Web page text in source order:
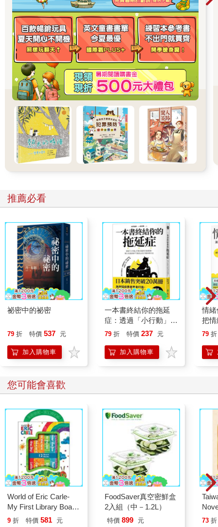
釋，因此要靜下心來進行完整的觀察，並且只做描述，也可能相
當困難。相反的，有些人卻能夠非常快速、輕鬆地測試出紙飛機
的飛行能力、某道數學算式的正確性，或者牙籤模型的穩定度。
從這些例子我們可以看出，談論思考時若抽離思考的脈絡與目
的，便沒有什麼意義。再者，最好是在同一個思考類型中考量層
級的概念，與其關注不同思考類型的階層，不如著重同一類思考
的層次或品質。例如，我們可以做最高層次、最鉅細靡遺的描
述，也可以只做表面的描述。同樣的，我們在檢驗過一個理論或
觀念是否有問題後，可以就到此為止，也可以再針對問題的侷限
與狀況進行完整的測試。分析可以是深入而徹底的，也可以只處
理幾種簡單而明顯的特性。只要觀看主流電視媒體的新聞節目，
再比照廣播或紙媒的深入報導，就會發現分析的不同層次。
布魯姆的這兩個列表中，分類恐怕也有些混亂，並非所有項目的
運作階層都如同這兩個列表所示，在「理解」的構成上最能清楚
看到這點。1970年代起，許多研究人員及教育理論學家開始探討
要教導和學習「理解」有多麼複雜，而不僅是研究知識保留
來的。深度學習則強調要在更主動、更具架構的過程中逐漸形成
理解。今日，多數教育者都認為理解的確是非常深度的學習，或
至少是複雜、費力的任務，並不是那份修正過的列表所歸類的低
階技能。實際上，理解通常被視為教育的主要目標。
與理解有關的研究（許多都是我們與「零點計畫」的同僚共同進
行）指出，理解並不是應用、分析、評價與創造的前置步驟，而
是這些項目的結果。就像我們先前所提到的例子，小女孩對於繪
畫的理解或領悟，是各式各樣的活動，以及這些活動所促成的思
考的直接結果。因此，我們或許不該將理解當成一種思考類型，
而應該當成思考的結果。畢竟相對於其他某些活動，理解既並不
是想做到就能做到，也不是把心思放在這項任務上就能做到。基
尼指出閱讀例程中的理解過程有多複雜，以及發展出明確思考策
略來協助此事的必要性。無獨有偶，希伯特托等人也提到，為了
理解而學習數學，要做的事情與死記程式徹底不同。
對於理解的這項主張（理解是思考的目的，而不是思考的某種型
態），同樣也適用於創造的過程。我們創造某個東西的過程為
何？那並非只是單一指令動作，而是各種活動與相關思考匯集的
結果。這段過程還包括做出決策與解決問題，想法要檢驗過，結
果要分析過，還要運用既有的知識，並將各種想法整合成創新概
單，例如孩子創造出新色彩；也可以很實用，就像新的iPhone應
用程式；或者很深奧，譬如以從未用過的原料製造能源的新技
就像這些簡短的評論所指出的，仔細剖析思考，會發現階層的概
念有問題，而且終究不如預期那麼實用。思考並不是在死板、連
續、從一個層次到另一個層次的系統化過程中產生的，而是更為
混亂、複雜、動態與交錯的過程。思考與內容息息相關，而且對
於每一種思考類型或行動，我們都可以辨識出不同的層級或表
現。或許，從思考的目的切入是較好的起點。我們為什麼希望學
生思考？思考在什麼時候是有用的？思考的目的何在？我們將在
本章下一節探討這些問題。
推薦必看
祕密中的祕密
79 折 特價 537 元
加入購物車
一本書終結你的拖延
症：透過「小行動」打
開大腦的行動開關，懶
的37個科學方法
79 折 特價 237 元
加入購物車
情
把
誰
79 折
您可能會喜歡
World of Eric Carle-
My First Library Board
Book Block Set
9 折 特價 581 元
FoodSaver真空密鮮盒
2入組（中－1.2L）
特價 899 元 73 折